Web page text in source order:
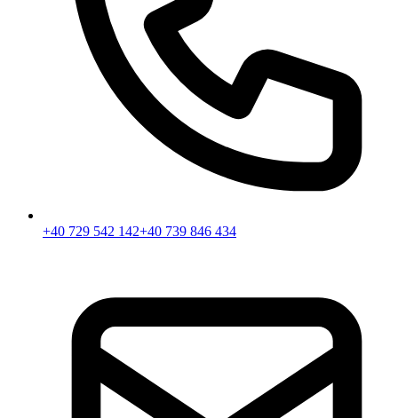
+40 729 542 142+40 739 846 434